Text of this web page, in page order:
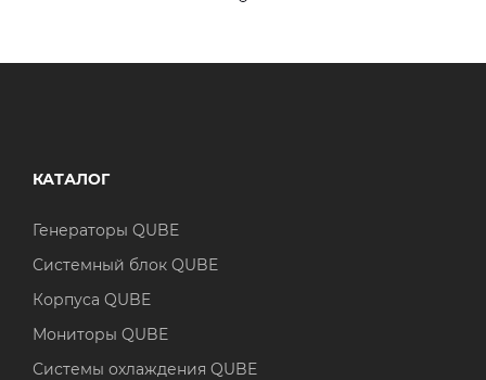
КАТАЛОГ
Генераторы QUBE
Системный блок QUBE
Корпуса QUBE
Мониторы QUBE
Системы охлаждения QUBE